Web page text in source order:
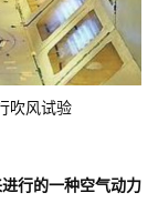
吹风试验
行的一种空气动力